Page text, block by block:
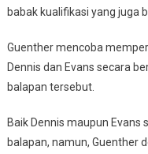
babak kualifikasi yang juga
Guenther mencoba
Dennis dan Evans secara
balapan tersebut.
Baik Dennis maupun
balapan, namun, Guenther